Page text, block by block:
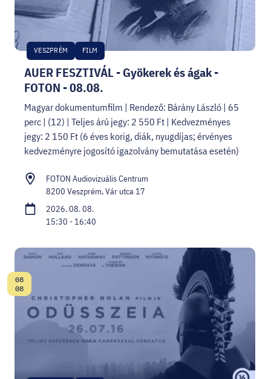
AUER FESZTIVÁL - Gyökerek és ágak -
FOTON - 08.08.
VESZPRÉM FILM
Magyar dokumentumfilm | Rendező: Bárány László | 65
perc | (12) | Teljes árú jegy: 2 550 Ft | Kedvezményes
jegy: 2 150 Ft (6 éves korig, diák, nyugdíjas; érvényes
kedvezményre jogosító igazolvány bemutatása esetén)
FOTON Audiovizuális Centrum
8200 Veszprém, Vár utca 17
2026. 08. 08.
15:30 - 16:40
Dátum:
08
08